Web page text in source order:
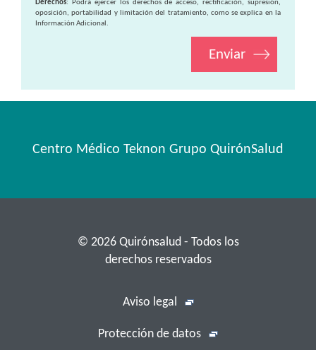
Derechos: Podrá ejercer los derechos de acceso, rectificación, supresión,
oposición, portabilidad y limitación del tratamiento, como se explica en la
Información Adicional.
Enviar
Centro Médico Teknon Grupo QuirónSalud
© 2026 Quirónsalud - Todos los
derechos reservados
Aviso legal
Protección de datos